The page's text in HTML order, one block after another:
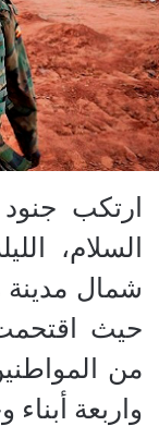
ارتكب
السلام،
شمال مدينة
حيث
من
واربعة أبناء